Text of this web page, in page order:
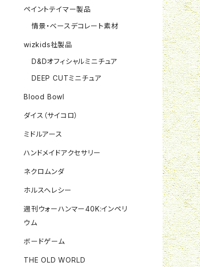
ペイントテイマー製品
情景・ベースデコレート素材
wizkids社製品
D&Dオフィシャルミニチュア
DEEP CUTミニチュア
Blood Bowl
ダイス（サイコロ）
ミドルアース
ハンドメイドアクセサリー
ネクロムンダ
ホルスヘレシー
週刊ウォーハンマー40K:インペリ
ウム
ボードゲーム
THE OLD WORLD